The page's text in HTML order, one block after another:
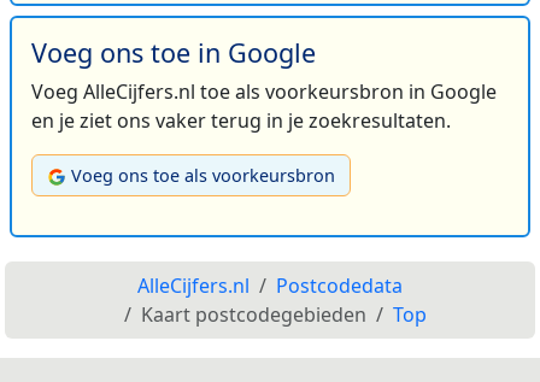
Voeg ons toe in Google
Voeg AlleCijfers.nl toe als voorkeursbron in Google
en je ziet ons vaker terug in je zoekresultaten.
Voeg ons toe als voorkeursbron
AlleCijfers.nl
Postcodedata
Kaart postcodegebieden
Top